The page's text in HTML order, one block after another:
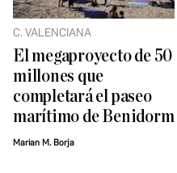
C. VALENCIANA
El megaproyecto de 50
millones que
completará el paseo
marítimo de Benidorm
Marian M. Borja